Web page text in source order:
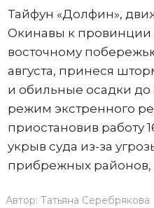
Тайфун «Долфин»,
Окинавы к провинции
восточному
августа, принеся
и обильные осадки до
режим экстренного
приостановив работу
укрыв суда из-за
прибрежных
Автор: Татьяна Серебрякова